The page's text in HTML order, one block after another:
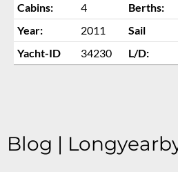
Cabins: 4 Berths:
Year:
2011 Sail
Yacht-ID
34230 L/D:
Blog |